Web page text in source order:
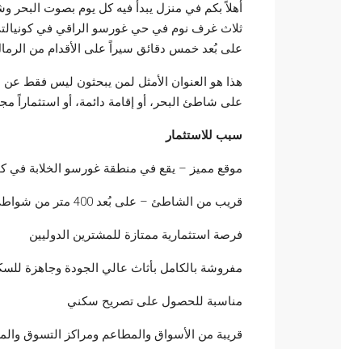
أهلاً بكم في منزل يبدأ فيه كل يوم بصوت البحر
ثلاث غرف نوم في حي غورسو الراقي في
على بُعد خمس دقائق سيراً على الأقدام من
هذا هو العنوان الأمثل لمن يبحثون ليس فقط عن
على شاطئ البحر، أو إقامة دائمة، أو استثماراً
سبب للاستثمار
موقع مميز – يقع في منطقة غورسو الخلابة في
قريب من الشاطئ – على بُعد 400 متر من شواطئ كونيالتي الشهيرة
فرصة استثمارية ممتازة للمشترين الدوليين
مفروشة بالكامل بأثاث عالي الجودة وجاهزة
مناسبة للحصول على تصريح سكني
قريبة من الأسواق والمطاعم ومراكز التسوق